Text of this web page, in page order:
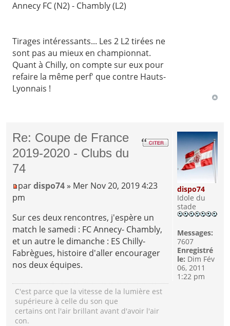
Annecy FC (N2) - Chambly (L2)
Tirages intéressants... Les 2 L2 tirées ne
sont pas au mieux en championnat.
Quant à Chilly, on compte sur eux pour
refaire la même perf' que contre Hauts-
Lyonnais !
Re: Coupe de France
2019-2020 - Clubs du
74
pardispo74 » Mer Nov 20, 2019 4:23
pm
Sur ces deux rencontres, j'espère un
match le samedi : FC Annecy- Chambly,
et un autre le dimanche : ES Chilly-
Fabrègues, histoire d'aller encourager
nos deux équipes.
C'est parce que la vitesse de la lumière est
supérieure à celle du son que
certains ont l'air brillant avant d'avoir l'air
con.
dispo74
Idole du
stade
Messages:
7607
Enregistré
le: Dim Fév
06, 2011
1:22 pm